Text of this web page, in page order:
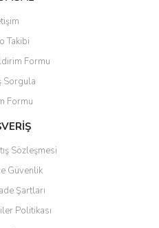
görüntülenemiyor.
bulunuyor.
pahalı.
olmalı.
Takibi
Formu
Sorgula
Formu
Sözleşmesi
Güvenlik
Şartları
Politikası